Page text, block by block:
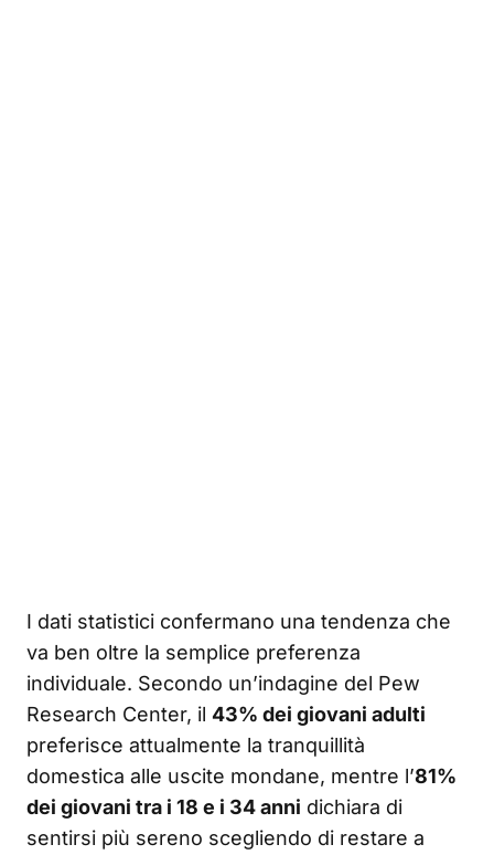
I dati statistici confermano una tendenza che
va ben oltre la semplice preferenza
individuale. Secondo un’indagine del Pew
Research Center, il 43% dei giovani adulti
preferisce attualmente la tranquillità
domestica alle uscite mondane, mentre l’81%
dei giovani tra i 18 e i 34 anni dichiara di
sentirsi più sereno scegliendo di restare a